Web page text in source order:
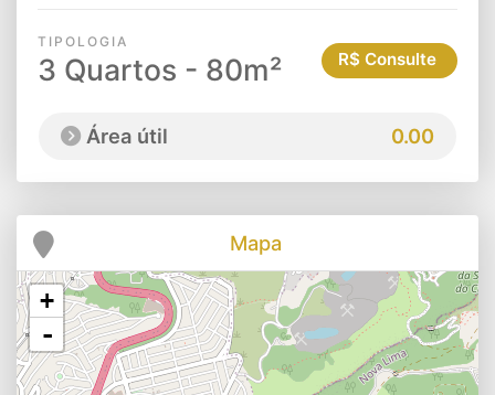
TIPOLOGIA
3 Quartos - 80m² R$ Consulte
Área útil 0.00
Mapa
+
-